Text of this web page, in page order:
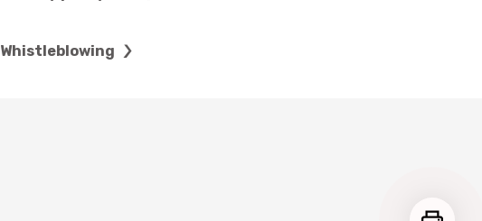
Whistleblowing